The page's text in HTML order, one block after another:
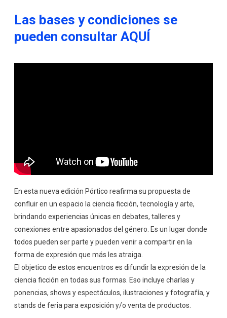
Las bases y condiciones se
pueden consultar AQUÍ
En esta nueva edición Pórtico reafirma su propuesta de
confluir en un espacio la ciencia ficción, tecnología y arte,
brindando experiencias únicas en debates, talleres y
conexiones entre apasionados del género. Es un lugar donde
todos pueden ser parte y pueden venir a compartir en la
forma de expresión que más les atraiga.
El objetico de estos encuentros es difundir la expresión de la
ciencia ficción en todas sus formas. Eso incluye charlas y
ponencias, shows y espectáculos, ilustraciones y fotografía, y
stands de feria para exposición y/o venta de productos.